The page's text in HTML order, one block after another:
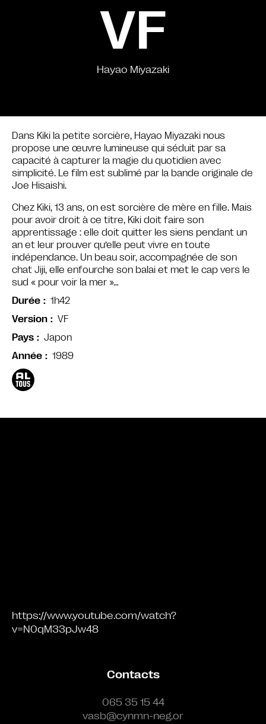
VF
Hayao Miyazaki
Dans Kiki la petite sorcière, Hayao Miyazaki nous
propose une œuvre lumineuse qui séduit par sa
capacité à capturer la magie du quotidien avec
simplicité. Le film est sublimé par la bande originale de
Joe Hisaishi.
Chez Kiki, 13 ans, on est sorcière de mère en fille. Mais
pour avoir droit à ce titre, Kiki doit faire son
apprentissage : elle doit quitter les siens pendant un
an et leur prouver qu’elle peut vivre en toute
indépendance. Un beau soir, accompagnée de son
chat Jiji, elle enfourche son balai et met le cap vers le
sud « pour voir la mer »…
Durée
1h42
Version
VF
Pays
Japon
Année
1989
https://www.youtube.com/watch?
v=N0qM33pJw48
Contacts
065 35 15 44
vasb@cynmn-neg.or